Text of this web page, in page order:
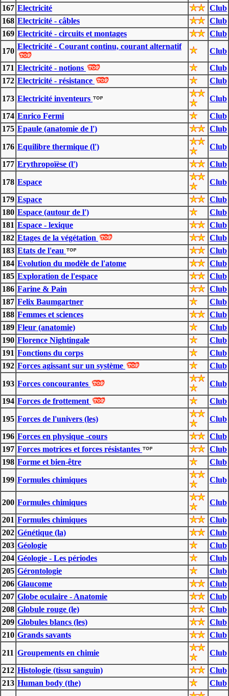
167 Electricité
Club
168 Electricité - câbles
Club
169 Electricité - circuits et montages
Club
170
Electricité - Courant continu, courant alternatif
Club
171 Electricité - notions
Club
172 Electricité - résistance Club
173 Electricité inventeurs
Club
174 Enrico Fermi
Club
175 Epaule (anatomie de l') Club
176 Equilibre thermique (l')
Club
177 Erythropoïèse (l') Club
178 Espace
Club
179 Espace
Club
180 Espace (autour de l')
Club
181 Espace - lexique
Club
182 Etages de la végétation
Club
183 Etats de l'eau
Club
184 Evolution du modèle de l'atome
Club
185 Exploration de l'espace
Club
186 Farine & Pain
Club
187 Felix Baumgartner
Club
188 Femmes et sciences
Club
189 Fleur (anatomie)
Club
190 Florence Nightingale
Club
191 Fonctions du corps
Club
192 Forces agissant sur un système Club
193 Forces concourantes
Club
194 Forces de frottement Club
195 Forces de l'univers (les)
Club
196 Forces en physique -cours
Club
197 Forces motrices et forces résistantes
Club
198 Forme et bien-être Club
199 Formules chimiques Club
200 Formules chimiques
Club
201 Formules chimiques
Club
202 Génétique (la)
Club
203 Géologie
Club
204 Géologie - Les périodes
Club
205 Gérontologie
Club
206 Glaucome
Club
207 Globe oculaire - Anatomie
Club
208 Globule rouge (le)
Club
209 Globules blancs (les)
Club
210 Grands savants Club
211 Groupements en chimie
Club
212 Histologie (tissu sanguin)
Club
213 Human body (the) Club